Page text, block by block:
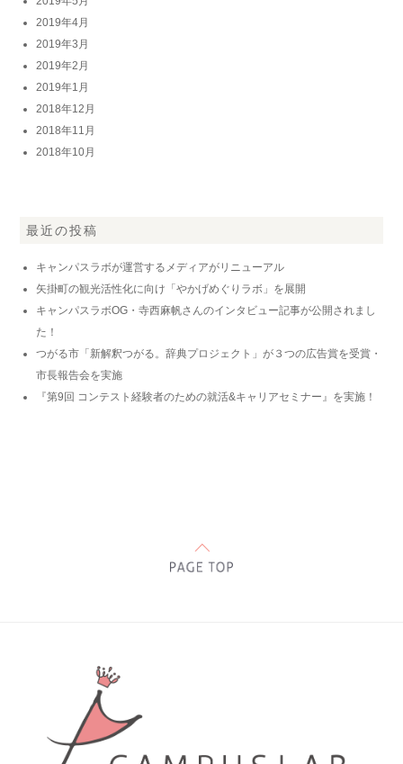
2019年4月
2019年3月
2019年2月
2019年1月
2018年12月
2018年11月
2018年10月
最近の投稿
キャンパスラボが運営するメディアがリニューアル
矢掛町の観光活性化に向け「やかげめぐりラボ」を展開
キャンパスラボOG・寺西麻帆さんのインタビュー記事が公開されまし
た！
つがる市「新解釈つがる。辞典プロジェクト」が３つの広告賞を受賞・
市長報告会を実施
『第9回 コンテスト経験者のための就活&キャリアセミナー』を実施！